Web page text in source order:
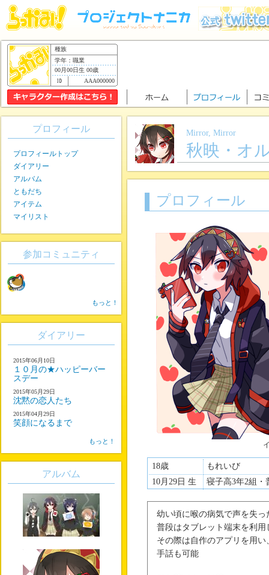
種族
学年：職業
00月00日生 00歳
AAA000000
Mirror, Mirror
秋映・オ
プロフィール
18歳
もれいび
10月29日 生
寝子高3年2組・
幼い頃に喉の病気で声を失っ
普段はタブレット端末を利
その際は自作のアプリを用
手話も可能
プロフィール
プロフィールトップ
ダイアリー
アルバム
ともだち
アイテム
マイリスト
参加コミュニティ
もっと！
ダイアリー
2015年06月10日
１０月の★ハッピーバー
スデー
2015年05月29日
沈黙の恋人たち
2015年04月29日
笑顔になるまで
もっと！
アルバム